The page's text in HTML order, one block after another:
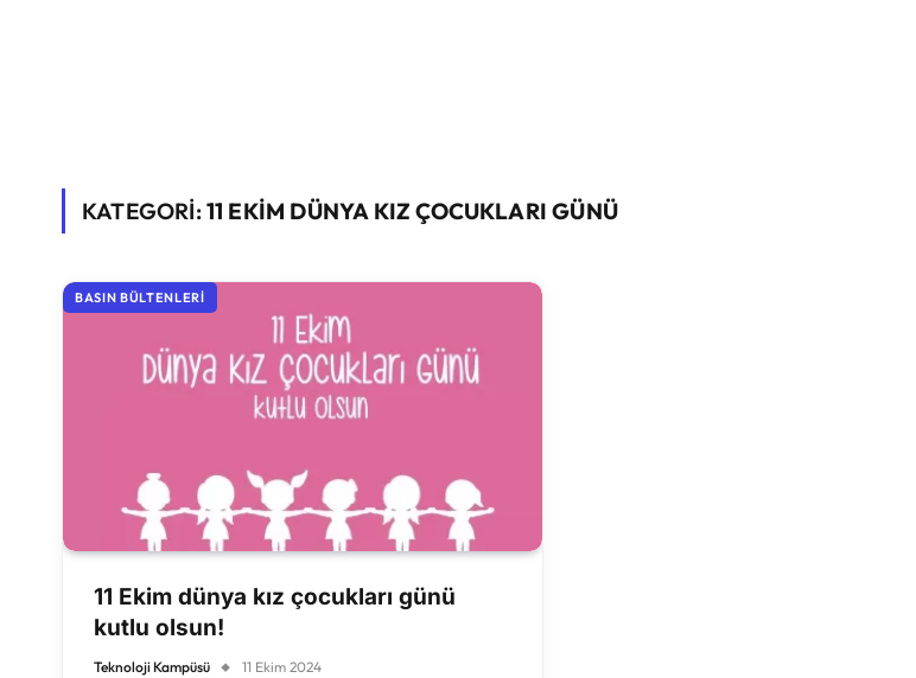
KATEGORİ:11 EKIM DÜNYA KIZ ÇOCUKLARI GÜNÜ
BASIN BÜLTENLERI
11 Ekim dünya kız çocukları günü
kutlu olsun!
Teknoloji Kampüsü 11 Ekim 2024